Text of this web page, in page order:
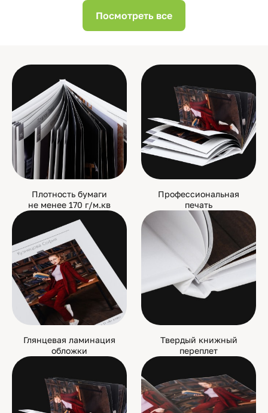
Посмотреть все
Плотность бумаги
не менее 170 г/м.кв
Профессиональная
печать
Глянцевая ламинация
обложки
Твердый книжный
переплет